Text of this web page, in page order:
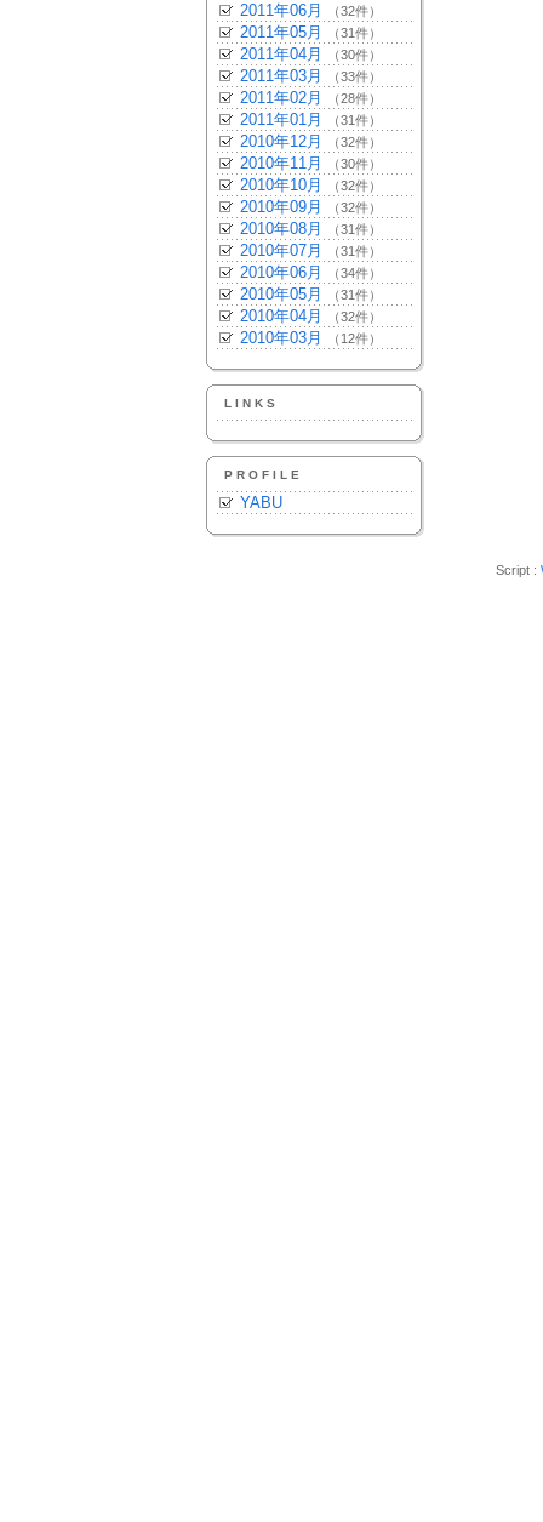
2011年06月 （32件）
2011年05月 （31件）
2011年04月 （30件）
2011年03月 （33件）
2011年02月 （28件）
2011年01月 （31件）
2010年12月 （32件）
2010年11月 （30件）
2010年10月 （32件）
2010年09月 （32件）
2010年08月 （31件）
2010年07月 （31件）
2010年06月 （34件）
2010年05月 （31件）
2010年04月 （32件）
2010年03月 （12件）
LINKS
PROFILE
YABU
Script :